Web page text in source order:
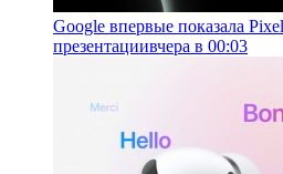
Google впервые показала
презентациивчера в 00:03